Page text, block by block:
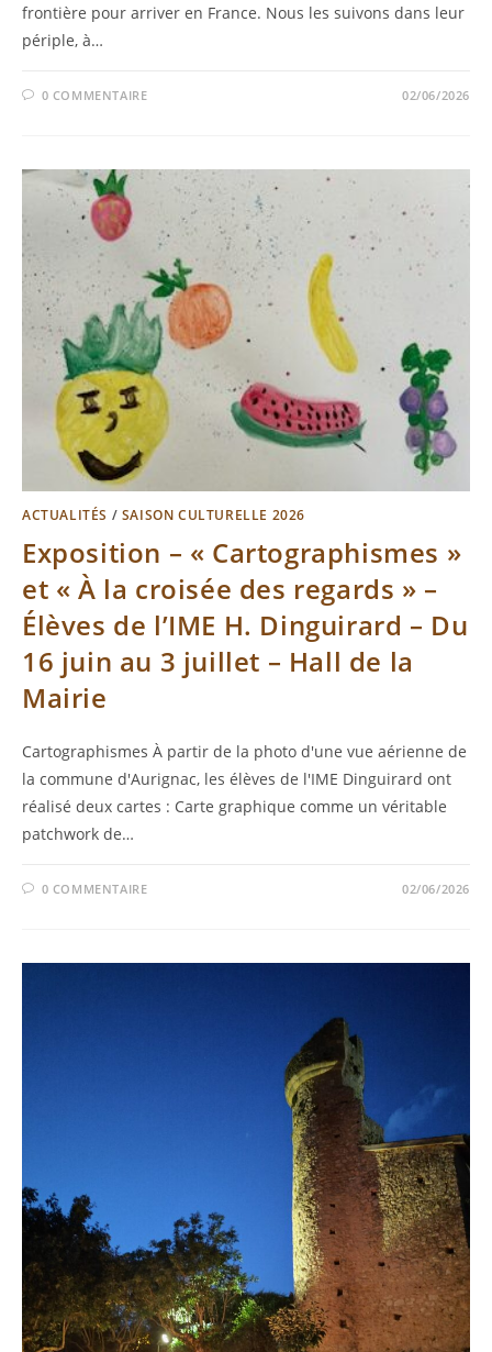
frontière pour arriver en France. Nous les suivons dans leur
périple, à…
0 COMMENTAIRE 02/06/2026
ACTUALITÉS / SAISON CULTURELLE 2026
Exposition – « Cartographismes »
et « À la croisée des regards » –
Élèves de l’IME H. Dinguirard – Du
16 juin au 3 juillet – Hall de la
Mairie
Cartographismes À partir de la photo d'une vue aérienne de
la commune d'Aurignac, les élèves de l'IME Dinguirard ont
réalisé deux cartes : Carte graphique comme un véritable
patchwork de…
0 COMMENTAIRE 02/06/2026